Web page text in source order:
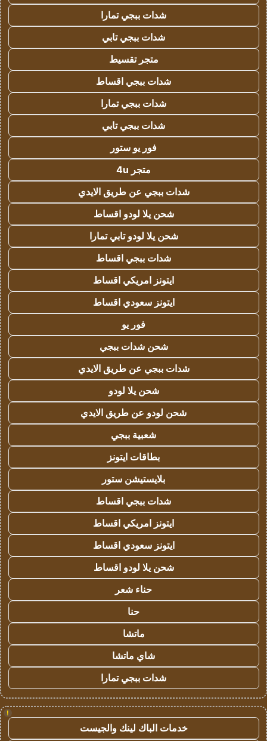
شدات ببجي تمارا
شدات ببجي تابي
متجر تقسيط
شدات ببجي اقساط
شدات ببجي تمارا
شدات ببجي تابي
فور يو ستور
متجر 4u
شدات ببجي عن طريق الايدي
شحن يلا لودو اقساط
شحن يلا لودو تابي تمارا
شدات ببجي اقساط
ايتونز امريكي اقساط
ايتونز سعودي اقساط
فور يو
شحن شدات ببجي
شدات ببجي عن طريق الايدي
شحن يلا لودو
شحن لودو عن طريق الايدي
شعبية ببجي
بطاقات ايتونز
بلايستيشن ستور
شدات ببجي اقساط
ايتونز امريكي اقساط
ايتونز سعودي اقساط
شحن يلا لودو اقساط
حناء شعر
حنا
ماتشا
شاي ماتشا
شدات ببجي تمارا
!
خدمات الباك لينك والجيست